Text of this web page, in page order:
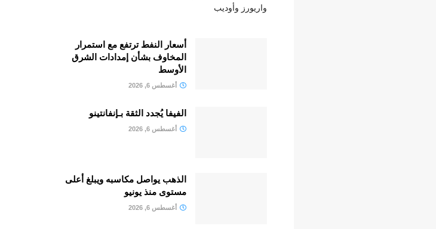
واريورز وأوديب
أسعار النفط ترتفع مع استمرار
المخاوف بشأن إمدادات الشرق
الأوسط
أغسطس 6, 2026
الفيفا يُجدد الثقة بـإنفانتينو
أغسطس 6, 2026
الذهب يواصل مكاسبه ويبلغ أعلى
مستوى منذ يونيو
أغسطس 6, 2026